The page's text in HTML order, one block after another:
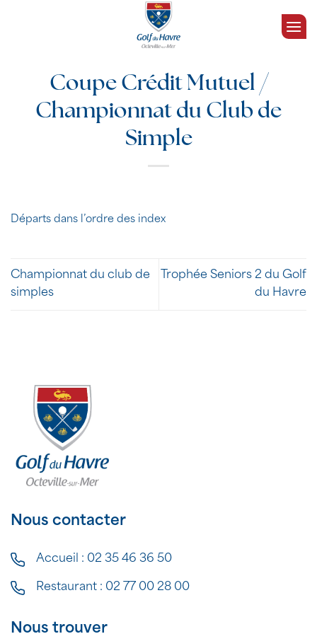
Coupe Crédit Mutuel /
Championnat du Club de
Simple
Départs dans l’ordre des index
Championnat du club de
simples
Trophée Seniors 2 du Golf
du Havre
Nous contacter
Accueil : 02 35 46 36 50
Restaurant : 02 77 00 28 00
Nous trouver